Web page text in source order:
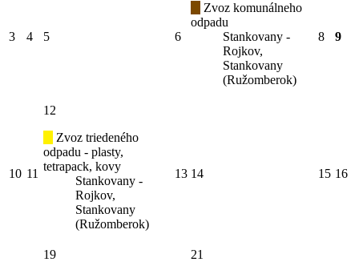
3 4 5 6
Zvoz komunálneho
odpadu
Stankovany -
Rojkov,
Stankovany
(Ružomberok)
8 9
10 11
12
Zvoz triedeného
odpadu - plasty,
tetrapack, kovy
Stankovany -
Rojkov,
Stankovany
(Ružomberok)
13 14 15 16
19
21